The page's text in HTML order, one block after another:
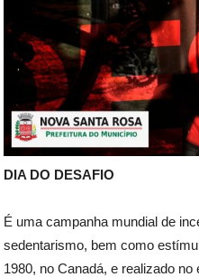
DIA DO DESAFIO
É uma campanha mundial de
sedentarismo, bem como
1980, no Canadá, e realizado